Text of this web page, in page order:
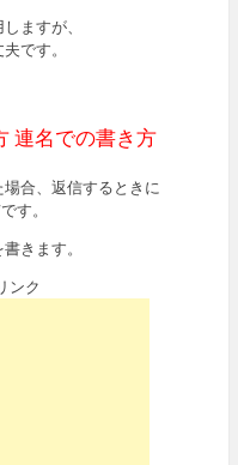
ますが、
です。
連名での書き方
合、返信するときに
す。
きます。
ンク